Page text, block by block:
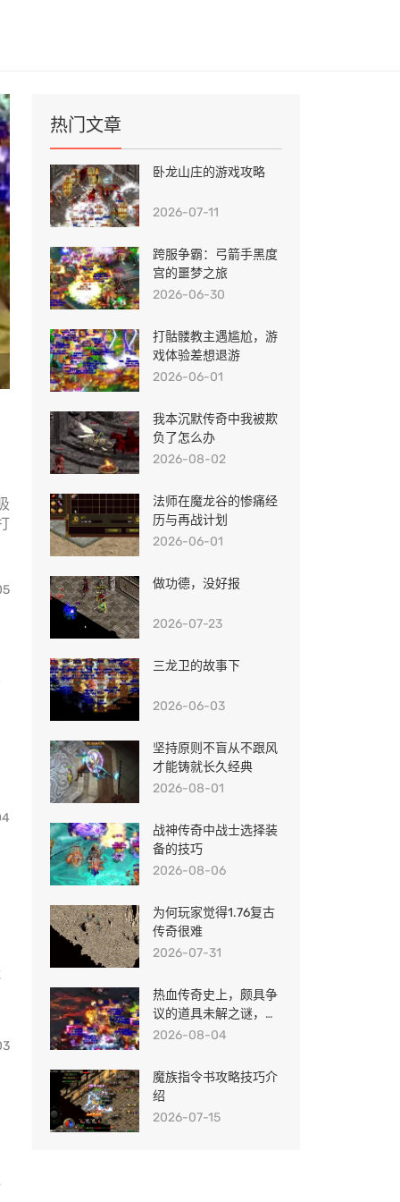
传奇来了手游怎么提升战力_提升战力方法攻略
热门文章
卧龙山庄的游戏攻略
2026-07-11
跨服争霸：弓箭手黑度
宫的噩梦之旅
2026-06-30
打骷髅教主遇尴尬，游
戏体验差想退游
2026-06-01
我本沉默传奇中我被欺
负了怎么办
2026-08-02
法师在魔龙谷的惨痛经
历与再战计划
2026-06-01
做功德，没好报
2026-07-23
三龙卫的故事下
2026-06-03
坚持原则不盲从不跟风
才能铸就长久经典
2026-08-01
战神传奇中战士选择装
备的技巧
2026-08-06
为何玩家觉得1.76复古
传奇很难
2026-07-31
热血传奇史上，颇具争
议的道具未解之谜，连
老玩家都不知道干嘛用
2026-08-04
魔族指令书攻略技巧介
绍
2026-07-15